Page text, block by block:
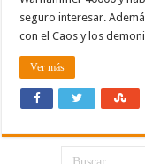
seguro interesar.
con el Caos y los
Ver más